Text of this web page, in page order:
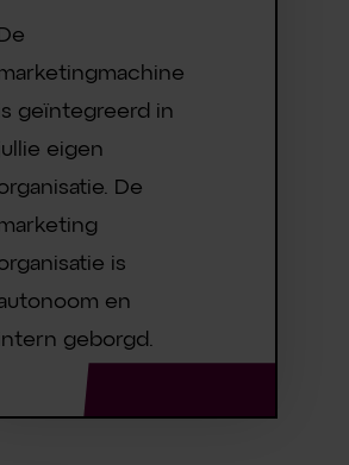
De
geïntegreerd in
eigen
De
is
en
geborgd.